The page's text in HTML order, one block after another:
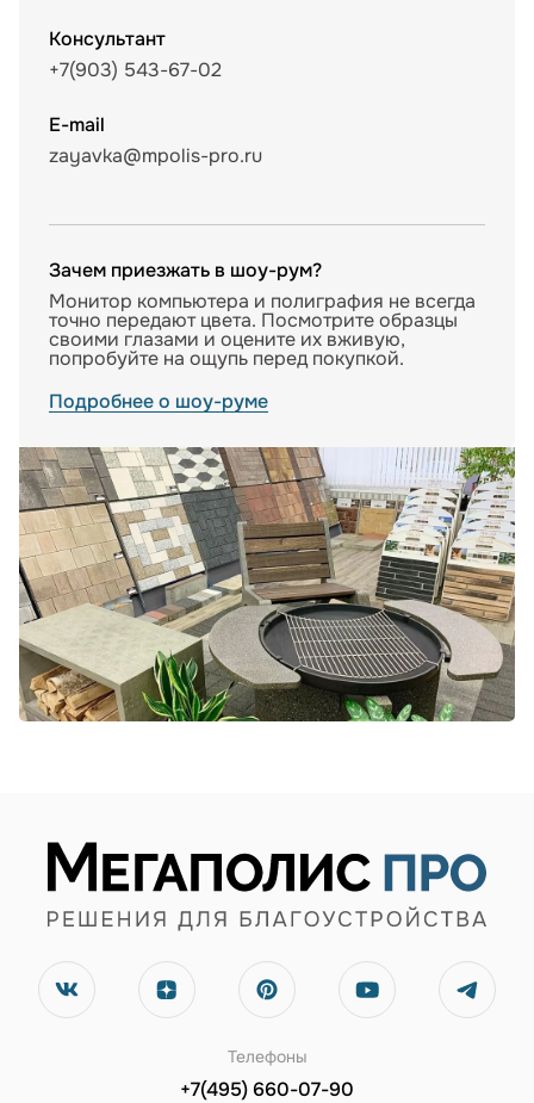
Консультант
+7(903) 543-67-02
E-mail
zayavka@mpolis-pro.ru
Зачем приезжать в шоу-рум?
Монитор компьютера и полиграфия не всегда
точно передают цвета. Посмотрите образцы
своими глазами и оцените их вживую,
попробуйте на ощупь перед покупкой.
Подробнее о шоу-руме
Телефоны
+7(495) 660-07-90